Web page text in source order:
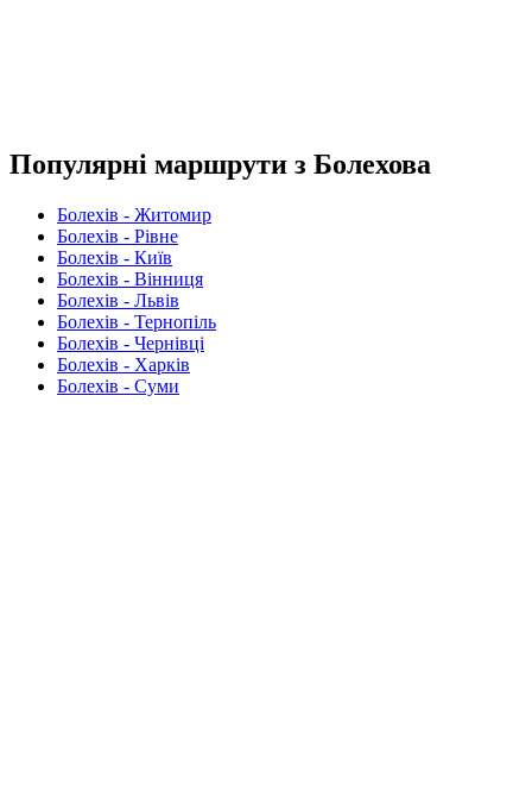
Популярні маршрути з Болехова
Болехів - Житомир
Болехів - Рівне
Болехів - Київ
Болехів - Вінниця
Болехів - Львів
Болехів - Тернопіль
Болехів - Чернівці
Болехів - Харків
Болехів - Суми